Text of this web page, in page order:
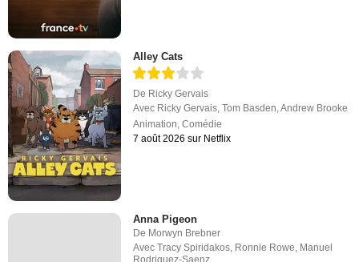
Alley Cats
De Ricky Gervais
Avec Ricky Gervais,Tom Basden,Andrew Brooke
Animation,Comédie
7 août 2026 sur Netflix
Anna Pigeon
De Morwyn Brebner
AvecTracy Spiridakos, Ronnie Rowe, Manuel
Rodriguez-Saenz